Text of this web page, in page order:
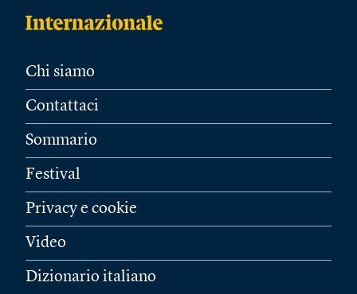
Chi siamo
Contattaci
Sommario
Festival
Privacy e cookie
Video
Dizionario italiano